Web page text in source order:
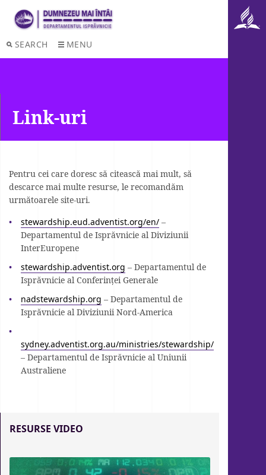
SEARCH MENU
Link-uri
Pentru cei care doresc să citească mai mult, să
descarce mai multe resurse, le recomandăm
următoarele site-uri.
stewardship.eud.adventist.org/en/ –
Departamentul de Isprăvnicie al Diviziunii
InterEuropene
stewardship.adventist.org – Departamentul de
Isprăvnicie al Conferinței Generale
nadstewardship.org – Departamentul de
Isprăvnicie al Diviziunii Nord-America
sydney.adventist.org.au/ministries/stewardship/
– Departamentul de Isprăvnicie al Uniunii
Australiene
RESURSE VIDEO